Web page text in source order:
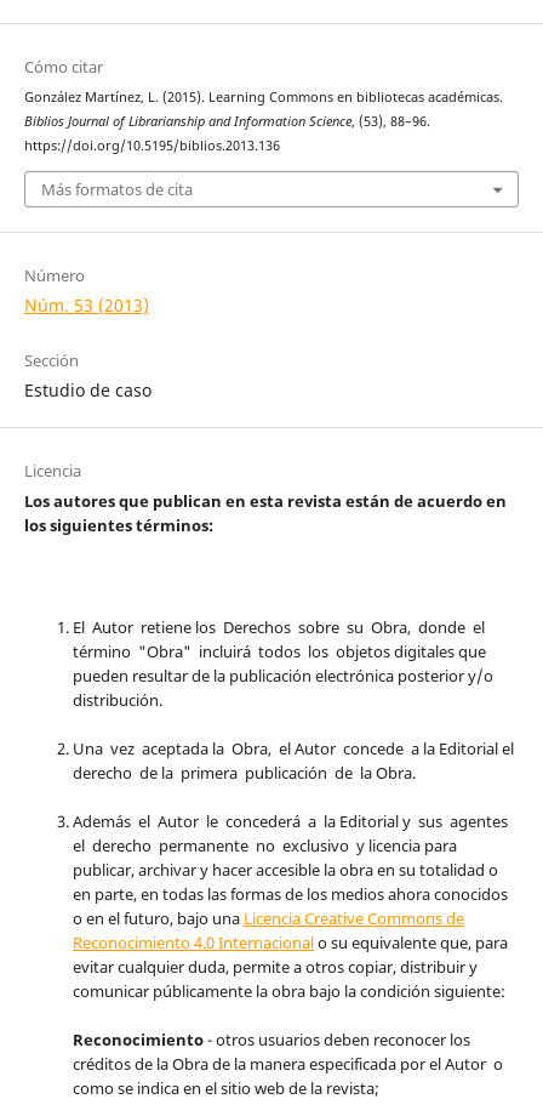
Cómo citar
González Martínez, L. (2015). Learning Commons en bibliotecas académicas.
Biblios Journal of Librarianship and Information Science, (53), 88–96.
https://doi.org/10.5195/biblios.2013.136
Más formatos de cita
Número
Núm. 53 (2013)
Sección
Estudio de caso
Licencia
Los autores que publican en esta revista están de acuerdo en
los siguientes términos:
El Autor retiene los Derechos sobre su Obra, donde el
término "Obra" incluirá todos los objetos digitales que
pueden resultar de la publicación electrónica posterior y/o
distribución.
Una vez aceptada la Obra, el Autor concede a la Editorial el
derecho de la primera publicación de la Obra.
Además el Autor le concederá a la Editorial y sus agentes
el derecho permanente no exclusivo y licencia para
publicar, archivar y hacer accesible la obra en su totalidad o
en parte, en todas las formas de los medios ahora conocidos
o en el futuro, bajo una Licencia Creative Commons de
Reconocimiento 4.0 Internacionalo su equivalente que, para
evitar cualquier duda, permite a otros copiar, distribuir y
comunicar públicamente la obra bajo la condición siguiente:
Reconocimiento- otros usuarios deben reconocer los
créditos de la Obra de la manera especificada por el Autor o
como se indica en el sitio web de la revista;